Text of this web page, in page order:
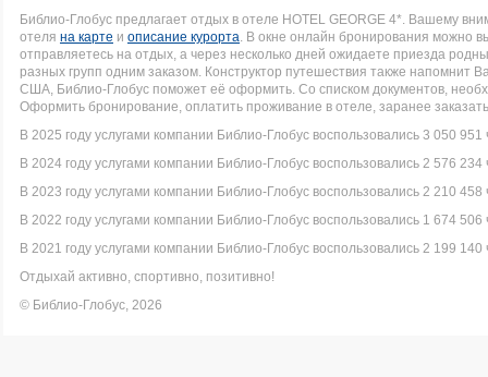
Библио-Глобус предлагает отдых в отеле HOTEL GEORGE 4*. Вашему
отеля на карте и описание курорта. В окне онлайн бронирования можно
отправляетесь на отдых, а через несколько дней ожидаете приезда
разных групп одним заказом. Конструктор путешествия также напомнит
США, Библио-Глобус поможет её оформить. Со списком документов,
Оформить бронирование, оплатить проживание в отеле, заранее
В 2025 году услугами компании Библио-Глобус воспользовались 3 050 951
В 2024 году услугами компании Библио-Глобус воспользовались 2 576 234
В 2023 году услугами компании Библио-Глобус воспользовались 2 210 458
В 2022 году услугами компании Библио-Глобус воспользовались 1 674 506
В 2021 году услугами компании Библио-Глобус воспользовались 2 199 140
Отдыхай активно, спортивно, позитивно!
© Библио-Глобус, 2026